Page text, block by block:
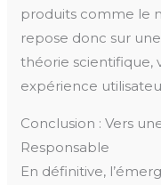
produits comme le
repose donc sur
théorie scientifique,
expérience
Conclusion : Vers
Responsable
En définitive,